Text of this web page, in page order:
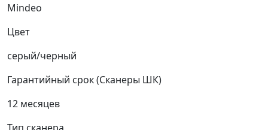
Mindeo
Цвет
серый/черный
Гарантийный срок (Сканеры ШК)
12 месяцев